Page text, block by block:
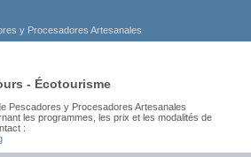
y Procesadores Artesanales
- Écotourisme
Pescadores y Procesadores Artesanales
les programmes, les prix et les modalités de
: